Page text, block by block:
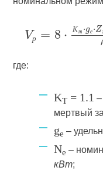
т
е
где:
KТ = 1.1
мертвый
gе –
Nе –
кВт;